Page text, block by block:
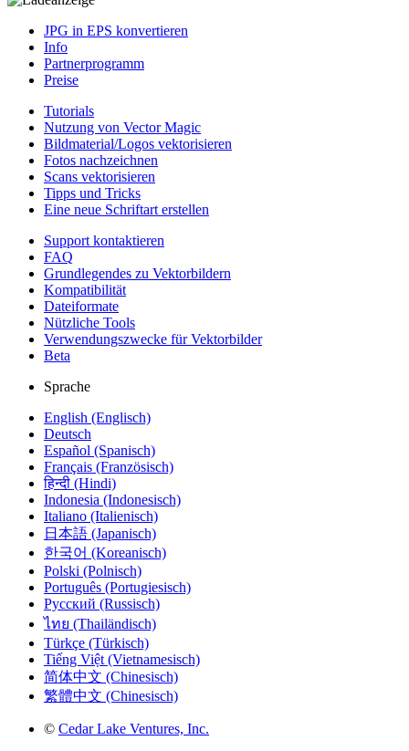
JPG in EPS konvertieren
Info
Partnerprogramm
Preise
Tutorials
Nutzung von Vector Magic
Bildmaterial/Logos vektorisieren
Fotos nachzeichnen
Scans vektorisieren
Tipps und Tricks
Eine neue Schriftart erstellen
Support kontaktieren
FAQ
Grundlegendes zu Vektorbildern
Kompatibilität
Dateiformate
Nützliche Tools
Verwendungszwecke für Vektorbilder
Beta
Sprache
English (Englisch)
Deutsch
Español (Spanisch)
Français (Französisch)
हिन्दी (Hindi)
Indonesia (Indonesisch)
Italiano (Italienisch)
日本語 (Japanisch)
한국어 (Koreanisch)
Polski (Polnisch)
Português (Portugiesisch)
Русский (Russisch)
ไทย (Thailändisch)
Türkçe (Türkisch)
Tiếng Việt (Vietnamesisch)
简体中文 (Chinesisch)
繁體中文 (Chinesisch)
© Cedar Lake Ventures, Inc.